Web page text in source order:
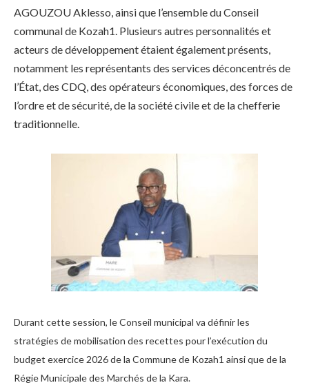
AGOUZOU Aklesso, ainsi que l’ensemble du Conseil
communal de Kozah1. Plusieurs autres personnalités et
acteurs de développement étaient également présents,
notamment les représentants des services déconcentrés de
l’État, des CDQ, des opérateurs économiques, des forces de
l’ordre et de sécurité, de la société civile et de la chefferie
traditionnelle.
Durant cette session, le Conseil municipal va définir les
stratégies de mobilisation des recettes pour l’exécution du
budget exercice 2026 de la Commune de Kozah1 ainsi que de la
Régie Municipale des Marchés de la Kara.